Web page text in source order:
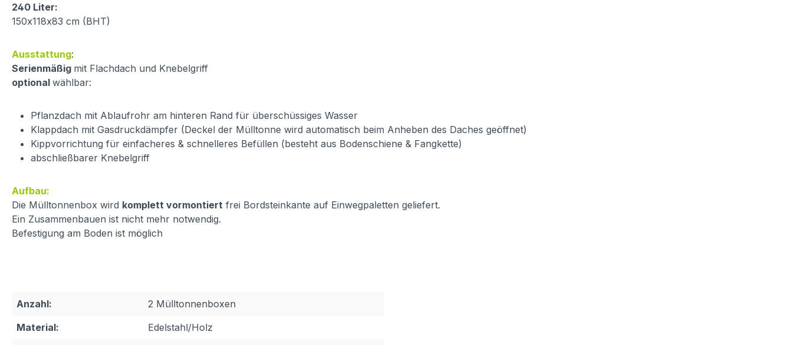
240 Liter:
150x118x83 cm (BHT)
Ausstattung:
Serienmäßig mit Flachdach und Knebelgriff
optional wählbar:
Pflanzdach mit Ablaufrohr am hinteren Rand für überschüssiges Wasser
Klappdach mit Gasdruckdämpfer (Deckel der Mülltonne wird automatisch beim Anheben des Daches geöffnet)
Kippvorrichtung für einfacheres & schnelleres Befüllen (besteht aus Bodenschiene & Fangkette)
abschließbarer Knebelgriff
Aufbau:
Die Mülltonnenbox wird komplett vormontiert frei Bordsteinkante auf Einwegpaletten geliefert.
Ein Zusammenbauen ist nicht mehr notwendig.
Befestigung am Boden ist möglich
Anzahl:
2 Mülltonnenboxen
Material:
Edelstahl/Holz